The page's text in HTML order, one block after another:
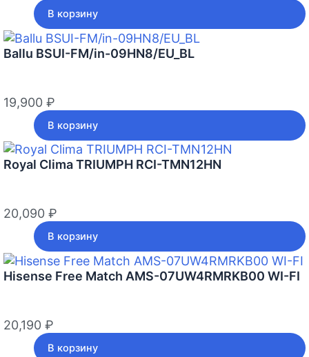
В корзину
Ballu BSUI-FM/in-09HN8/EU_BL
19,900 ₽
В корзину
Royal Clima TRIUMPH RCI-TMN12HN
20,090 ₽
В корзину
Hisense Free Match AMS-07UW4RMRKB00 WI-FI
20,190 ₽
В корзину